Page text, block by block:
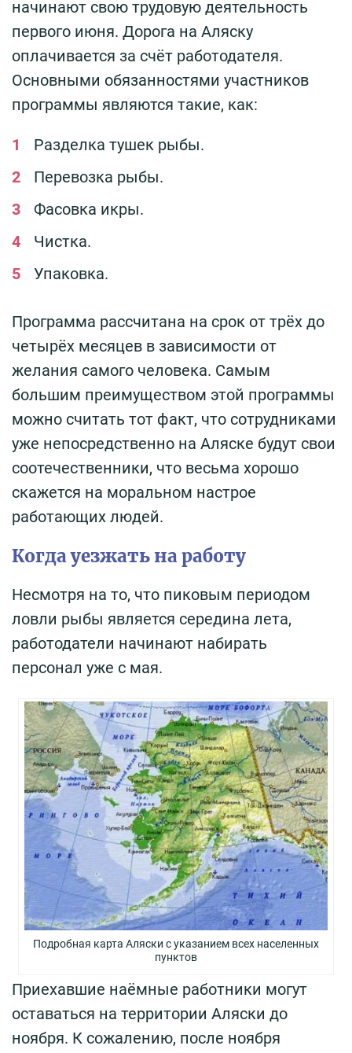
начинают свою трудовую деятельность
первого июня. Дорога на Аляску
оплачивается за счёт работодателя.
Основными обязанностями участников
программы являются такие, как:
Разделка тушек рыбы.
Перевозка рыбы.
Фасовка икры.
Чистка.
Упаковка.
Программа рассчитана на срок от трёх до
четырёх месяцев в зависимости от
желания самого человека. Самым
большим преимуществом этой программы
можно считать тот факт, что сотрудниками
уже непосредственно на Аляске будут свои
соотечественники, что весьма хорошо
скажется на моральном настрое
работающих людей.
Когда уезжать на работу
Несмотря на то, что пиковым периодом
ловли рыбы является середина лета,
работодатели начинают набирать
персонал уже с мая.
Подробная карта Аляски с указанием всех населенных
пунктов
Приехавшие наёмные работники могут
оставаться на территории Аляски до
ноября. К сожалению, после ноября